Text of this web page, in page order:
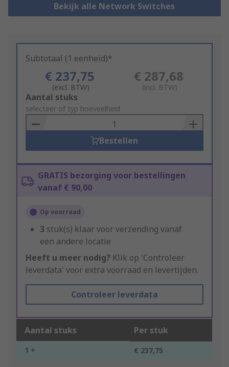
Bekijk alle Network Switches
Subtotaal (1 eenheid)*
€ 237,75
(excl. BTW)
€ 287,68
(incl. BTW)
Add
to
Basket
Aantal stuks
selecteer of typ hoeveelheid
Bestellen
GRATIS bezorging voor bestellingen
vanaf € 90,00
Op voorraad
3 stuk(s) klaar voor verzending vanaf
een andere locatie
Heeft u meer nodig? Klik op 'Controleer
leverdata' voor extra voorraad en levertijden.
Controleer leverdata
Aantal stuks Per stuk
1 + € 237,75